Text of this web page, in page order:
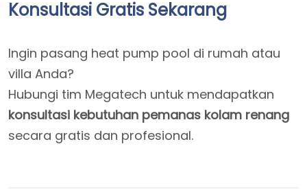
Konsultasi Gratis Sekarang
Ingin pasang heat pump pool di rumah atau
villa Anda?
Hubungi tim Megatech untuk mendapatkan
konsultasi kebutuhan pemanas kolam renang
secara gratis dan profesional.